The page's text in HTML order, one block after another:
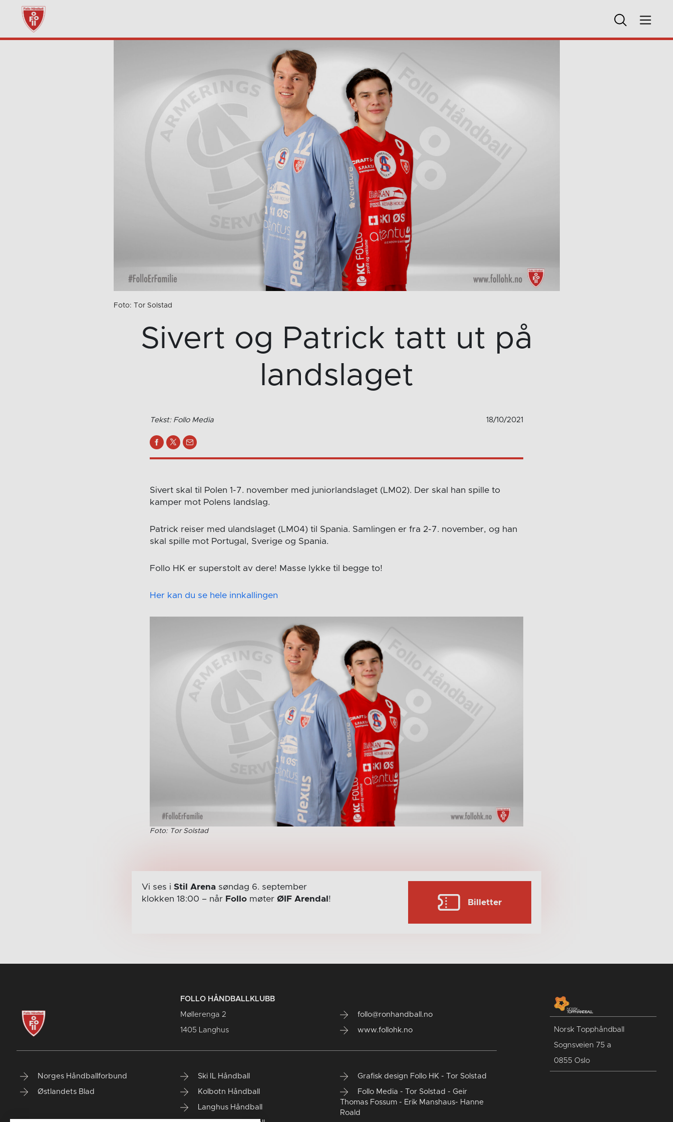
Foto: Tor Solstad
Sivert og Patrick tatt ut på
landslaget
Tekst: Follo Media 18/10/2021
Sivert skal til Polen 1-7. november med juniorlandslaget (LM02). Der skal han spille to
kamper mot Polens landslag.
Patrick reiser med ulandslaget (LM04) til Spania. Samlingen er fra 2-7. november, og han
skal spille mot Portugal, Sverige og Spania.
Follo HK er superstolt av dere! Masse lykke til begge to!
Her kan du se hele innkallingen
Foto: Tor Solstad
Vi ses i Stil Arenasøndag 6. september
klokken 18:00 – når Follomøter ØIF Arendal ! Billetter
FOLLO HÅNDBALLKLUBB
Møllerenga 2
1405 Langhus
follo@ronhandball.no
www.follohk.no
Norges Håndballforbund
Østlandets Blad
Ski IL Håndball
Kolbotn Håndball
Langhus Håndball
Grafisk design Follo HK - Tor Solstad
Follo Media - Tor Solstad - Geir
Thomas Fossum - Erik Manshaus- Hanne
Roald
Norsk Topphåndball
Sognsveien 75 a
0855 Oslo